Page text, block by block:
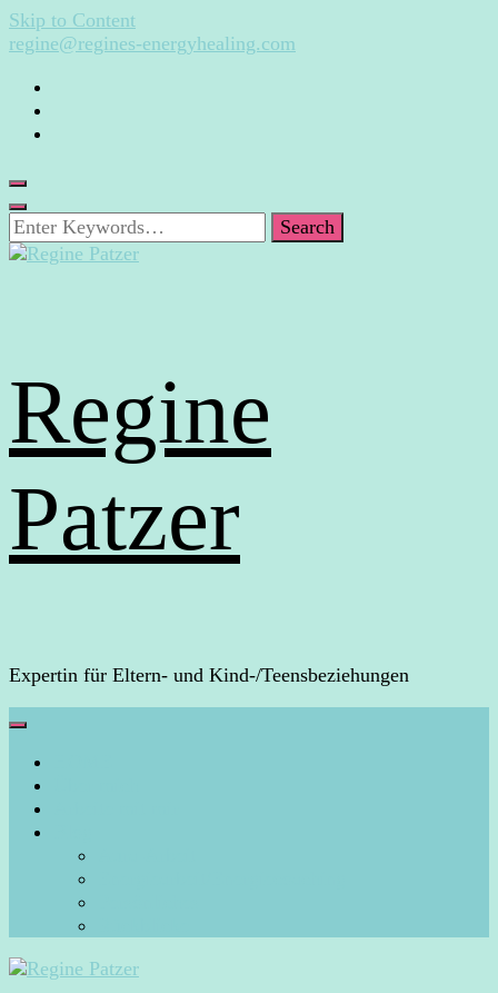
Skip to Content
regine@regines-energyhealing.com
Looking
for
Something?
Regine
Patzer
Expertin für Eltern- und Kind-/Teensbeziehungen